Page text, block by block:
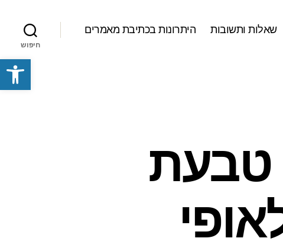
פתח סרגל נגישות
שאלות ותשובות היתרונות בכתיבת מאמרים
חיפוש
טבעת